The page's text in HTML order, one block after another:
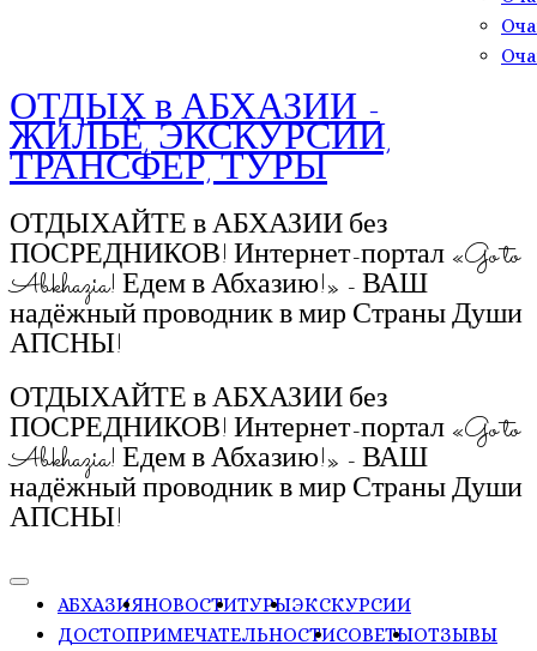
ОТДЫХ в АБХАЗИИ -
ЖИЛЬЁ, ЭКСКУРСИИ,
ТРАНСФЕР, ТУРЫ
ОТДЫХАЙТЕ в АБХАЗИИ без
ПОСРЕДНИКОВ! Интернет-портал «Go to
Abkhazia! Едем в Абхазию!» - ВАШ
надёжный проводник в мир Страны Души
АПСНЫ!
ОТДЫХАЙТЕ в АБХАЗИИ без
ПОСРЕДНИКОВ! Интернет-портал «Go to
Abkhazia! Едем в Абхазию!» - ВАШ
надёжный проводник в мир Страны Души
АПСНЫ!
АБХАЗИЯНОВОСТИТУРЫЭКСКУРСИИ
ДОСТОПРИМЕЧАТЕЛЬНОСТИСОВЕТЫОТЗЫВЫ